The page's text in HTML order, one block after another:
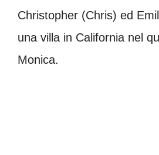
Christopher (Chris) ed
una villa in California nel
Monica.